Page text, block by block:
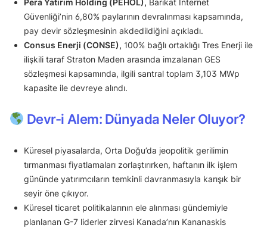
Pera Yatırım Holding (PEHOL), Barikat İnternet
Güvenliği’nin 6,80% paylarının devralınması kapsamında,
pay devir sözleşmesinin akdedildiğini açıkladı.
Consus Enerji (CONSE), 100% bağlı ortaklığı Tres Enerji ile
ilişkili taraf Straton Maden arasında imzalanan GES
sözleşmesi kapsamında, ilgili santral toplam 3,103 MWp
kapasite ile devreye alındı.
Devr-i Alem: Dünyada Neler Oluyor?
Küresel piyasalarda, Orta Doğu’da jeopolitik gerilimin
tırmanması fiyatlamaları zorlaştırırken, haftanın ilk işlem
gününde yatırımcıların temkinli davranmasıyla karışık bir
seyir öne çıkıyor.
Küresel ticaret politikalarının ele alınması gündemiyle
planlanan G-7 liderler zirvesi Kanada’nın Kananaskis